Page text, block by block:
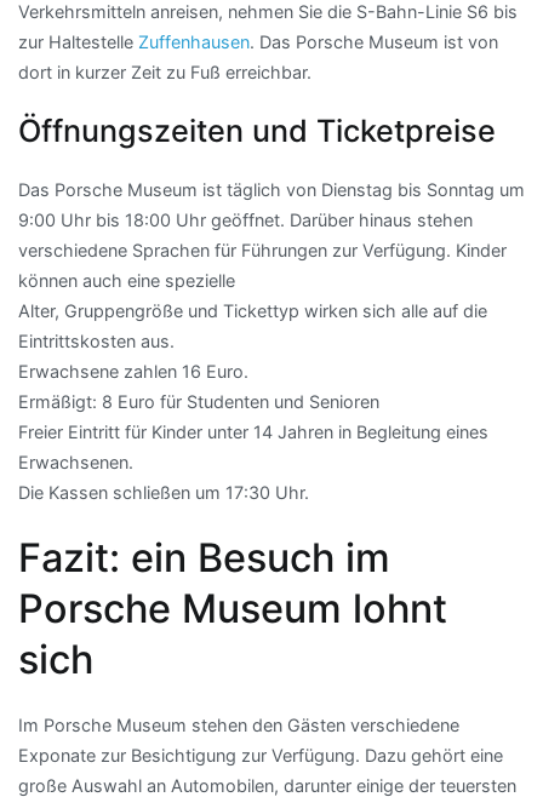
Verkehrsmitteln anreisen, nehmen Sie die S-Bahn-Linie S6 bis
zur Haltestelle Zuffenhausen. Das Porsche Museum ist von
dort in kurzer Zeit zu Fuß erreichbar.
Öffnungszeiten und Ticketpreise
Das Porsche Museum ist täglich von Dienstag bis Sonntag um
9:00 Uhr bis 18:00 Uhr geöffnet. Darüber hinaus stehen
verschiedene Sprachen für Führungen zur Verfügung. Kinder
können auch eine spezielle
Alter, Gruppengröße und Tickettyp wirken sich alle auf die
Eintrittskosten aus.
Erwachsene zahlen 16 Euro.
Ermäßigt: 8 Euro für Studenten und Senioren
Freier Eintritt für Kinder unter 14 Jahren in Begleitung eines
Erwachsenen.
Die Kassen schließen um 17:30 Uhr.
Fazit: ein Besuch im
Porsche Museum lohnt
sich
Im Porsche Museum stehen den Gästen verschiedene
Exponate zur Besichtigung zur Verfügung. Dazu gehört eine
große Auswahl an Automobilen, darunter einige der teuersten